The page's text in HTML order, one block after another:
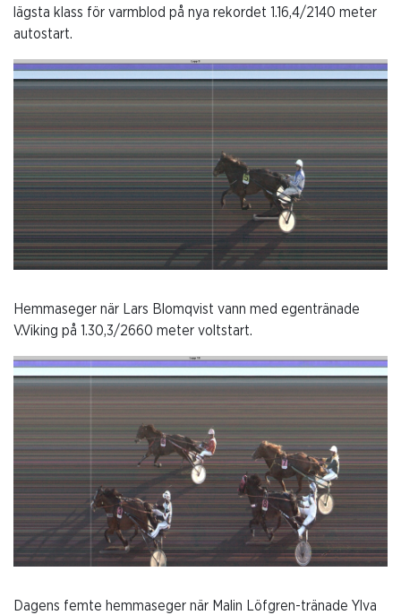
lägsta klass för varmblod på nya rekordet 1.16,4/2140 meter
autostart.
Hemmaseger när Lars Blomqvist vann med egentränade
V.Viking på 1.30,3/2660 meter voltstart.
Dagens femte hemmaseger när Malin Löfgren-tränade Ylva